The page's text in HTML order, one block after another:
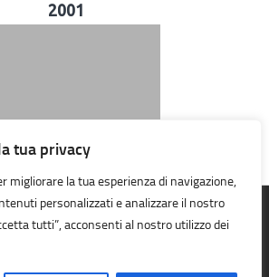
tua privacy
migliorare la tua esperienza di navigazione,
personalizzati e analizzare il nostro
tutti”, acconsenti al nostro utilizzo dei
2001
Galilei © 2026. Tutti i diritti riservati.